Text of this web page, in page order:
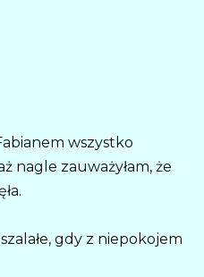
wszystko
nagle zauważyłam, że
gdy z niepokojem